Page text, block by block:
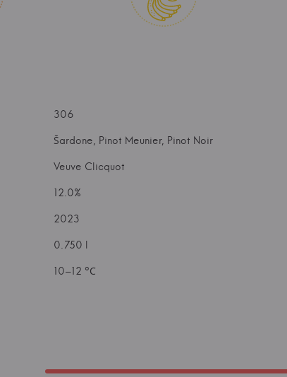
306
Šardone, Pinot Meunier, Pinot Noir
Veuve Clicquot
12.0%
2023
0.750 l
10–12 °С